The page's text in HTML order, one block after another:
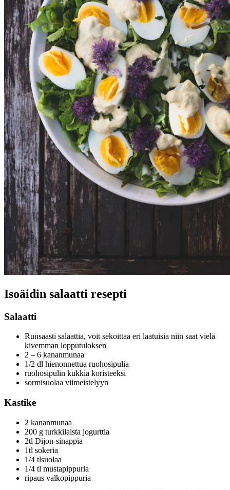
Isoäidin salaatti resepti
Salaatti
Runsaasti salaattia, voit sekoittaa eri laatuisia niin saat vielä
kivemman lopputuloksen
2 – 6 kananmunaa
1/2 dl hienonnettua ruohosipulia
ruohosipulin kukkia koristeeksi
sormisuolaa viimeistelyyn
Kastike
2 kananmunaa
200 g turkkilaista jogurttia
2tl Dijon-sinappia
1tl sokeria
1/4 tlsuolaa
1/4 tl mustapippuria
ripaus valkopippuria